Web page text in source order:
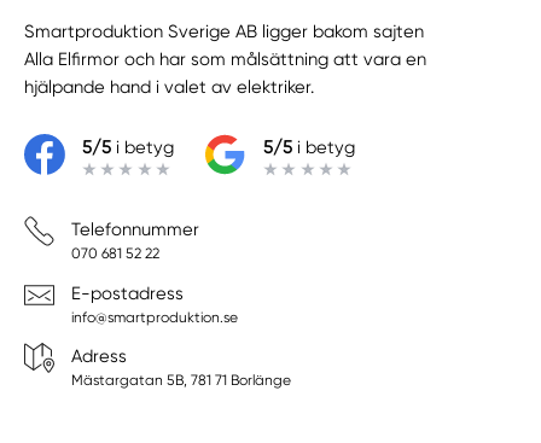
Smartproduktion Sverige AB ligger bakom sajten
Alla Elfirmor och har som målsättning att vara en
hjälpande hand i valet av elektriker.
5/5i betyg 5/5i betyg
Telefonnummer
070 681 52 22
E-postadress
info@smartproduktion.se
Adress
Mästargatan 5B, 781 71 Borlänge